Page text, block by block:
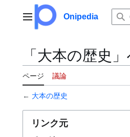
メインメニューOnipedia
「大本の歴史
ページ 議論
← 大本の歴史
リンク元